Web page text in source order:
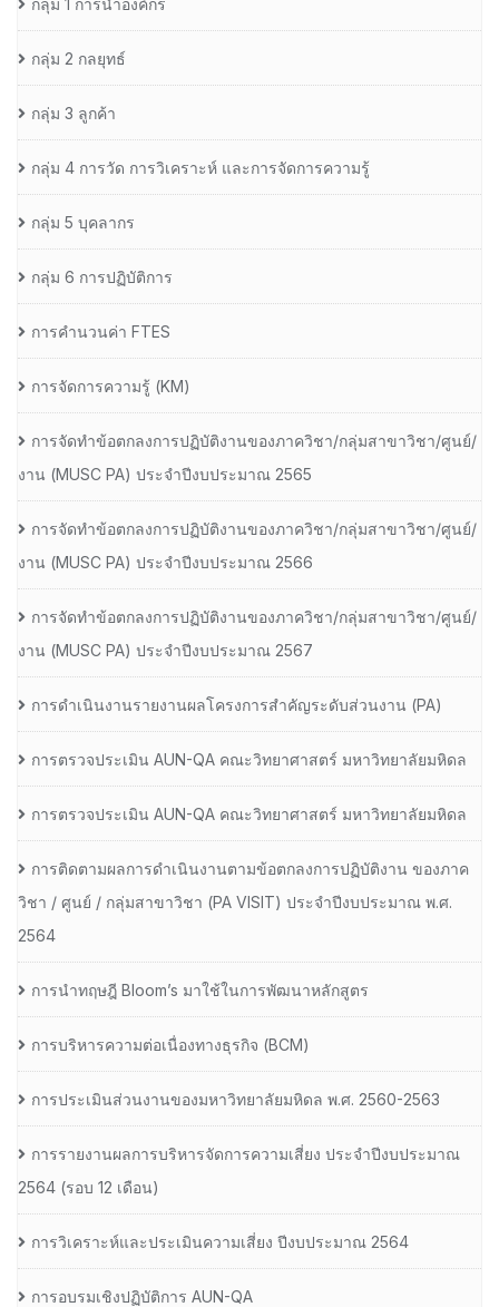
กลุ่ม 1 การนำองค์กร
กลุ่ม 2 กลยุทธ์
กลุ่ม 3 ลูกค้า
กลุ่ม 4 การวัด การวิเคราะห์ และการจัดการความรู้
กลุ่ม 5 บุคลากร
กลุ่ม 6 การปฏิบัติการ
การคำนวนค่า FTES
การจัดการความรู้ (KM)
การจัดทำข้อตกลงการปฏิบัติงานของภาควิชา/กลุ่มสาขาวิชา/ศูนย์/
งาน (MUSC PA) ประจำปีงบประมาณ 2565
การจัดทำข้อตกลงการปฏิบัติงานของภาควิชา/กลุ่มสาขาวิชา/ศูนย์/
งาน (MUSC PA) ประจำปีงบประมาณ 2566
การจัดทำข้อตกลงการปฏิบัติงานของภาควิชา/กลุ่มสาขาวิชา/ศูนย์/
งาน (MUSC PA) ประจำปีงบประมาณ 2567
การดำเนินงานรายงานผลโครงการสำคัญระดับส่วนงาน (PA)
การตรวจประเมิน AUN-QA คณะวิทยาศาสตร์ มหาวิทยาลัยมหิดล
การตรวจประเมิน AUN-QA คณะวิทยาศาสตร์ มหาวิทยาลัยมหิดล
การติดตามผลการดำเนินงานตามข้อตกลงการปฏิบัติงาน ของภาค
วิชา / ศูนย์ / กลุ่มสาขาวิชา (PA VISIT) ประจำปีงบประมาณ พ.ศ.​
2564
การนำทฤษฎี Bloom’s มาใช้ในการพัฒนาหลักสูตร
การบริหารความต่อเนื่องทางธุรกิจ (BCM)
การประเมินส่วนงานของมหาวิทยาลัยมหิดล พ.ศ. 2560-2563
การรายงานผลการบริหารจัดการความเสี่ยง ประจำปีงบประมาณ
2564 (รอบ 12 เดือน)
การวิเคราะห์และประเมินความเสี่ยง ปีงบประมาณ 2564
การอบรมเชิงปฏิบัติการ AUN-QA